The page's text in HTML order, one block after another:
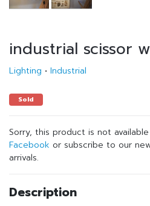
industrial scissor
Lighting • Industrial
Sold
Sorry, this product is not
Facebook or subscribe to our
arrivals.
Description